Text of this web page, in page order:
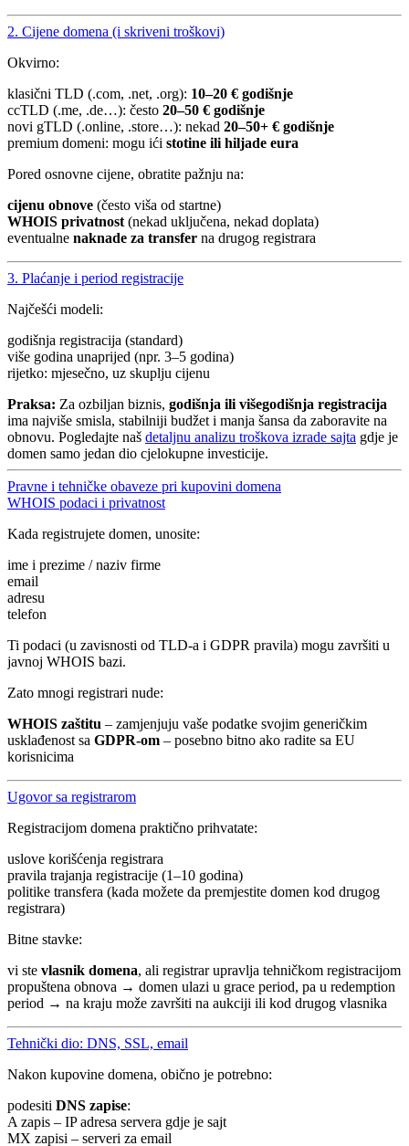
2. Cijene domena (i skriveni troškovi)
Okvirno:
klasični TLD (.com, .net, .org): 10–20 € godišnje
ccTLD (.me, .de…): često 20–50 € godišnje
novi gTLD (.online, .store…): nekad 20–50+ € godišnje
premium domeni: mogu ići stotine ili hiljade eura
Pored osnovne cijene, obratite pažnju na:
cijenu obnove (često viša od startne)
WHOIS privatnost (nekad uključena, nekad doplata)
eventualne naknade za transfer na drugog registrara
3. Plaćanje i period registracije
Najčešći modeli:
godišnja registracija (standard)
više godina unaprijed (npr. 3–5 godina)
rijetko: mjesečno, uz skuplju cijenu
Praksa: Za ozbiljan biznis, godišnja ili višegodišnja registracija
ima najviše smisla, stabilniji budžet i manja šansa da zaboravite na
obnovu. Pogledajte naš detaljnu analizu troškova izrade sajta gdje je
domen samo jedan dio cjelokupne investicije.
Pravne i tehničke obaveze pri kupovini domena
WHOIS podaci i privatnost
Kada registrujete domen, unosite:
ime i prezime / naziv firme
email
adresu
telefon
Ti podaci (u zavisnosti od TLD-a i GDPR pravila) mogu završiti u
javnoj WHOIS bazi.
Zato mnogi registrari nude:
WHOIS zaštitu – zamjenjuju vaše podatke svojim generičkim
usklađenost sa GDPR-om – posebno bitno ako radite sa EU
korisnicima
Ugovor sa registrarom
Registracijom domena praktično prihvatate:
uslove korišćenja registrara
pravila trajanja registracije (1–10 godina)
politike transfera (kada možete da premjestite domen kod drugog
registrara)
Bitne stavke:
vi ste vlasnik domena, ali registrar upravlja tehničkom registracijom
propuštena obnova → domen ulazi u grace period, pa u redemption
period → na kraju može završiti na aukciji ili kod drugog vlasnika
Tehnički dio: DNS, SSL, email
Nakon kupovine domena, obično je potrebno:
podesiti DNS zapise:
A zapis – IP adresa servera gdje je sajt
MX zapisi – serveri za email